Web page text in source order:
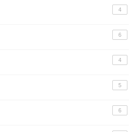
4
6
4
5
6